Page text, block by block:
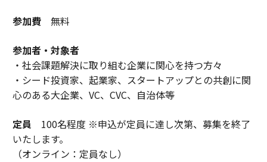
参加費無料
参加者・対象者
・社会課題解決に取り組む企業に関心を持つ方々
・シード投資家、起業家、スタートアップとの共創に関
心のある大企業、VC、CVC、自治体等
定員 100名程度 ※申込が定員に達し次第、募集を終了
いたします。
（オンライン：定員なし）